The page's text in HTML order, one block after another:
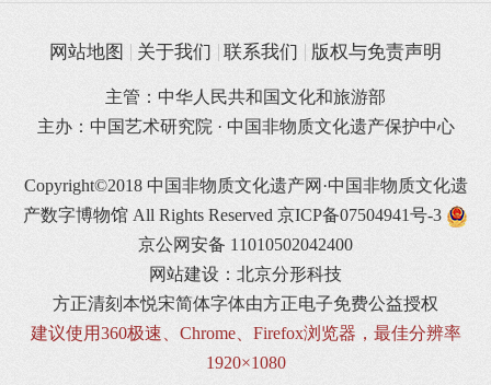
网站地图 关于我们 联系我们 版权与免责声明
主管：中华人民共和国文化和旅游部
主办：中国艺术研究院 · 中国非物质文化遗产保护中心
Copyright©2018 中国非物质文化遗产网·中国非物质文化遗
产数字博物馆 All Rights Reserved 京ICP备07504941号-3
京公网安备 11010502042400
网站建设：北京分形科技
方正清刻本悦宋简体字体由方正电子免费公益授权
建议使用360极速、Chrome、Firefox浏览器，最佳分辨率
1920×1080